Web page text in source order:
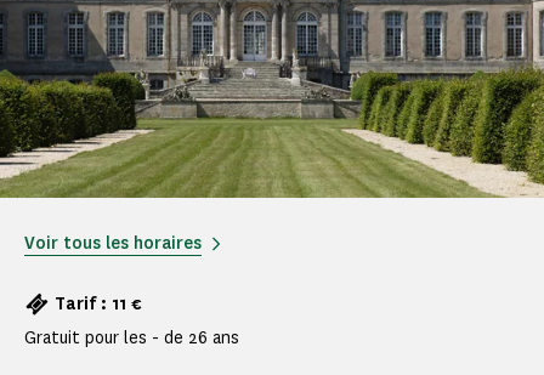
Voir tous les horaires
Tarif : 11 €
Gratuit pour les - de 26 ans